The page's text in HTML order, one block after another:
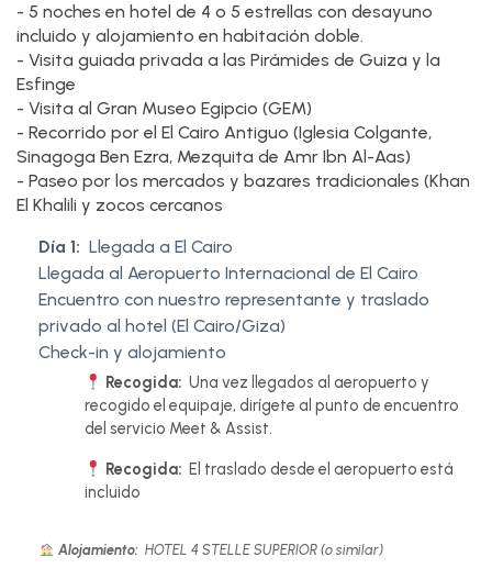
- 5 noches en hotel de 4 o 5 estrellas con desayuno
incluido y alojamiento en habitación doble.
- Visita guiada privada a las Pirámides de Guiza y la
Esfinge
- Visita al Gran Museo Egipcio (GEM)
- Recorrido por el El Cairo Antiguo (Iglesia Colgante,
Sinagoga Ben Ezra, Mezquita de Amr Ibn Al-Aas)
- Paseo por los mercados y bazares tradicionales (Khan
El Khalili y zocos cercanos
Día 1: Llegada a El Cairo
Llegada al Aeropuerto Internacional de El Cairo
Encuentro con nuestro representante y traslado
privado al hotel (El Cairo/Giza)
Check-in y alojamiento
Recogida: Una vez llegados al aeropuerto y
recogido el equipaje, dirígete al punto de encuentro
del servicio Meet & Assist.
Recogida: El traslado desde el aeropuerto está
incluido
Alojamiento: HOTEL 4 STELLE SUPERIOR (o similar)